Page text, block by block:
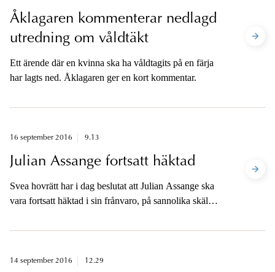
Åklagaren kommenterar nedlagd
utredning om våldtäkt
Ett ärende där en kvinna ska ha våldtagits på en färja
har lagts ned. Åklagaren ger en kort kommentar.
16 september 2016 9.13
Julian Assange fortsatt häktad
Svea hovrätt har i dag beslutat att Julian Assange ska
vara fortsatt häktad i sin frånvaro, på sannolika skäl
förhöras på Ecuadors ambassad i London.
14 september 2016 12.29